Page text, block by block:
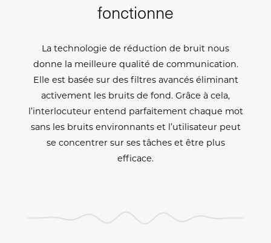
fonctionne
La technologie de réduction de bruit nous
donne la meilleure qualité de communication.
Elle est basée sur des filtres avancés éliminant
activement les bruits de fond. Grâce à cela,
l’interlocuteur entend parfaitement chaque mot
sans les bruits environnants et l’utilisateur peut
se concentrer sur ses tâches et être plus
efficace.